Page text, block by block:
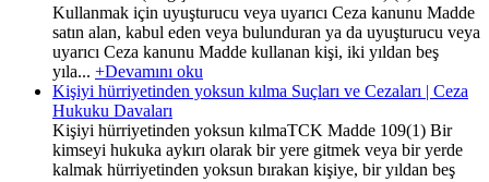
Kullanmak için uyuşturucu veya uyarıcı Ceza kanunu Madde
satın alan, kabul eden veya bulunduran ya da uyuşturucu veya
uyarıcı Ceza kanunu Madde kullanan kişi, iki yıldan beş
yıla... +Devamını oku
Kişiyi hürriyetinden yoksun kılma Suçları ve Cezaları | Ceza
Hukuku Davaları
Kişiyi hürriyetinden yoksun kılmaTCK Madde 109(1) Bir
kimseyi hukuka aykırı olarak bir yere gitmek veya bir yerde
kalmak hürriyetinden yoksun bırakan kişiye, bir yıldan beş